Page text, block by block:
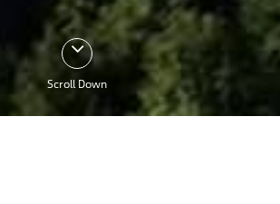
Scroll Down